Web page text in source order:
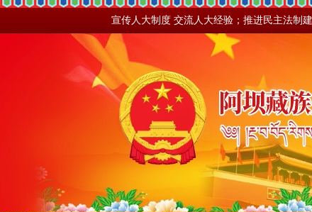
宣传人大制度 交流人大经验；推进民主法制